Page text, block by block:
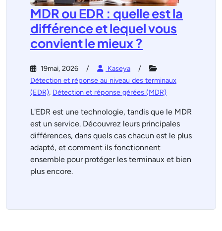
MDR ou EDR : quelle est la
différence et lequel vous
convient le mieux ?
19mai, 2026
Kaseya
Détection et réponse au niveau des terminaux
(EDR), Détection et réponse gérées (MDR)
L'EDR est une technologie, tandis que le MDR
est un service. Découvrez leurs principales
différences, dans quels cas chacun est le plus
adapté, et comment ils fonctionnent
ensemble pour protéger les terminaux et bien
plus encore.